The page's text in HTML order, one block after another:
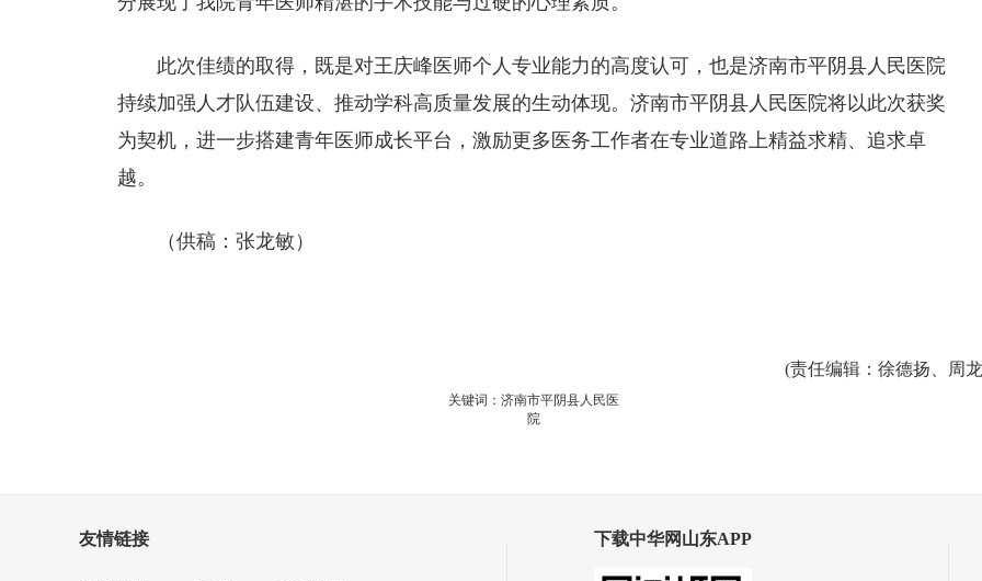
此次佳绩的取得，既是对王庆峰医师个人专业能力的高度认可，也是济南市平阴县人民医院
持续加强人才队伍建设、推动学科高质量发展的生动体现。 济南市平阴县人民医院将以此次获奖
为契机，进一步搭建青年医师成长平台，激励更多医务工作者在专业道路上精益求精、追求卓
越。
（供稿：张龙敏）
(责任编辑 ：徐德扬、周
关键词：济南市平阴县人民医
院
友情链接 下载中华网山东APP